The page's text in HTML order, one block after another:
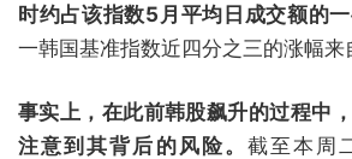
时约占该指数5月平均日成交额的一
一韩国基准指数近四分之三的涨幅来
事实上，在此前韩股飙升的过程中
注意到其背后的风险。 截至本周